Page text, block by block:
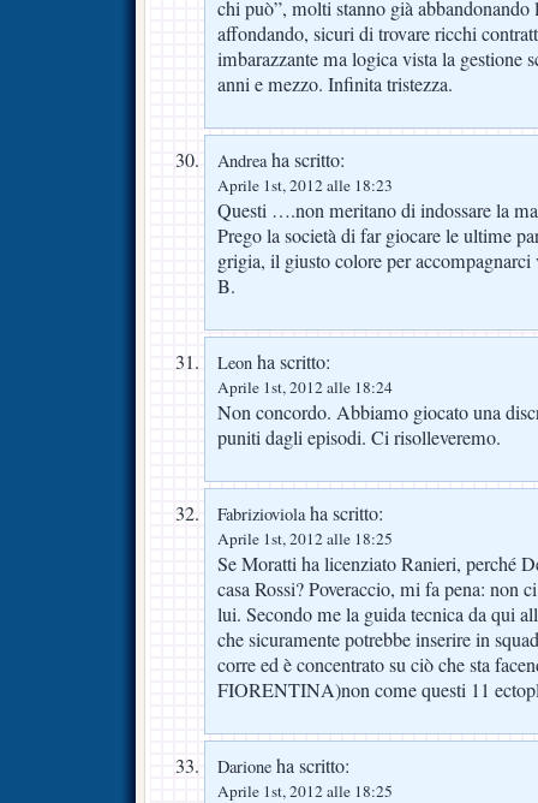
chi può”, molti stanno già abbandonando
affondando, sicuri di trovare ricchi
imbarazzante ma logica vista la gestione
anni e mezzo. Infinita tristezza.
Andreaha scritto:
Aprile 1st, 2012 alle 18:23
Questi ….non meritano di indossare la
Prego la società di far giocare le ultime
grigia, il giusto colore per accompagnarci
B.
Leon ha scritto:
Aprile 1st, 2012 alle 18:24
Non concordo. Abbiamo giocato una
puniti dagli episodi. Ci risolleveremo.
Fabrizioviolaha scritto:
Aprile 1st, 2012 alle 18:25
Se Moratti ha licenziato Ranieri, perché
casa Rossi? Poveraccio, mi fa pena: non
lui. Secondo me la guida tecnica da qui
che sicuramente potrebbe inserire in
corre ed è concentrato su ciò che sta
FIORENTINA)non come questi 11
Darione ha scritto:
Aprile 1st, 2012 alle 18:25